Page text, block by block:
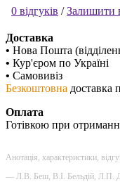
0 відгуків /Залишити
Доставка
• Нова Пошта
• Кур'єром по Україні
• Самовивіз
Безкоштовна доставка
Оплата
Готівкою при
Анотація, характеристики,
— Л.В. Беш, В.I. Бельдій, Л.П.